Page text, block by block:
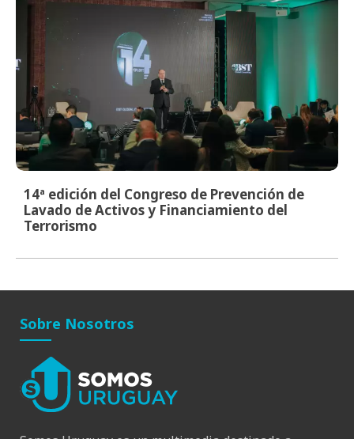
14ª edición del Congreso de Prevención de
Lavado de Activos y Financiamiento del
Terrorismo
Sobre Nosotros